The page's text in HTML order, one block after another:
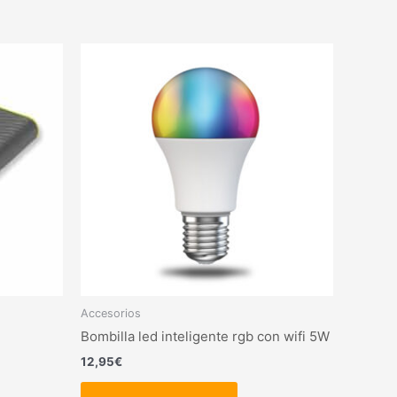
Accesorios
Bombilla led inteligente rgb con wifi 5W
12,95€